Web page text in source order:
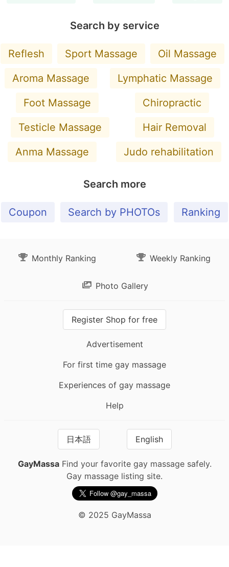
Search by service
Reflesh Sport Massage
Oil Massage
Aroma Massage
Lymphatic Massage
Foot Massage
Chiropractic
Testicle Massage
Hair Removal
Anma Massage
Judo rehabilitation
Search more
Coupon Search by PHOTOs Ranking
Monthly Ranking Weekly Ranking
Photo Gallery
Register Shop for free
Advertisement
For first time gay massage
Experiences of gay massage
Help
日本語 English
GayMassaFind your favorite gay massage safely.
Gay massage listing site.
© 2025 GayMassa